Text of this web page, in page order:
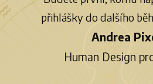
přihlášky do dalšího
Andrea
Human Design